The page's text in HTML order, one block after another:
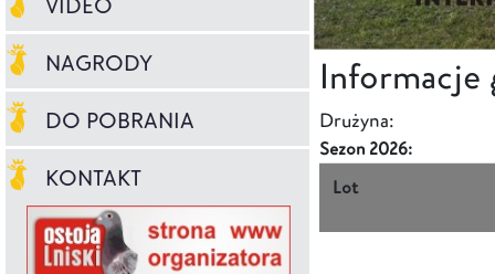
VIDEO
NAGRODY
DO POBRANIA
KONTAKT
Informacje
Drużyna:
Sezon 2026:
Lot